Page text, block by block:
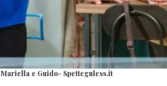
Mariella e Guido- Spetteguless.it